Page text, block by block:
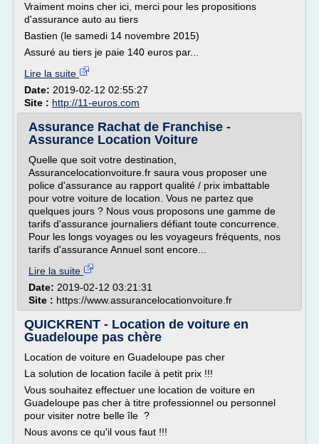
Vraiment moins cher ici, merci pour les propositions
d'assurance auto au tiers
Bastien (le samedi 14 novembre 2015)
Assuré au tiers je paie 140 euros par...
Lire la suite
Date: 2019-02-12 02:55:27
Site : http://11-euros.com
Assurance Rachat de Franchise -
Assurance Location Voiture
Quelle que soit votre destination,
Assurancelocationvoiture.fr saura vous proposer une
police d'assurance au rapport qualité / prix imbattable
pour votre voiture de location. Vous ne partez que
quelques jours ? Nous vous proposons une gamme de
tarifs d'assurance journaliers défiant toute concurrence.
Pour les longs voyages ou les voyageurs fréquents, nos
tarifs d'assurance Annuel sont encore...
Lire la suite
Date: 2019-02-12 03:21:31
Site : https://www.assurancelocationvoiture.fr
QUICKRENT - Location de voiture en
Guadeloupe pas chère
Location de voiture en Guadeloupe pas cher
La solution de location facile à petit prix !!!
Vous souhaitez effectuer une location de voiture en
Guadeloupe pas cher à titre professionnel ou personnel
pour visiter notre belle île ?
Nous avons ce qu'il vous faut !!!